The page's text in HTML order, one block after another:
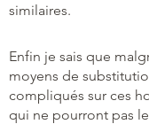
similaires.
Enfin je sais que
moyens de
compliqués sur ces
qui ne pourront pas